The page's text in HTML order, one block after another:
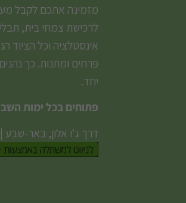
מזמינה אתכם לקבל
לרכישת צמחי בית,
אינסטלציה וכל הציוד
פרחים ומתנות. כך
יחד.
פתוחים בכל ימות
דרך ג'ו אלון, באר-שבע |